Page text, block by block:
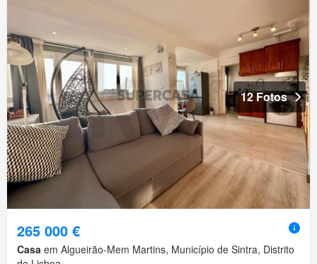
12 Fotos
265 000 €
Casa em Algueirão-Mem Martins, Município de Sintra, Distrito